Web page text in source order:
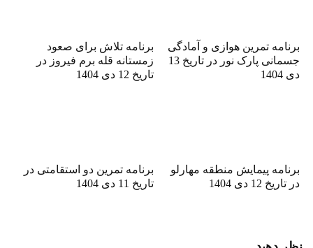
برنامه تمرین هوازی و آمادگی
جسمانی پارک نور در تاریخ 13
دی 1404
برنامه تلاش برای صعود
زمستانه قله برم فیروز در
تاریخ 12 دی 1404
برنامه پیمایش منطقه مهارلو
در تاریخ 12 دی 1404
برنامه تمرین دو استقامتی در
تاریخ 11 دی 1404